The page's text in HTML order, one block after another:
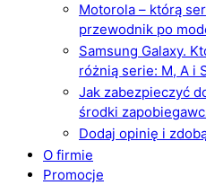
Motorola – którą
przewodnik po
Samsung Galaxy.
różnią serie: M, A i
Jak zabezpieczyć
środki
Dodaj opinię i
O firmie
Promocje